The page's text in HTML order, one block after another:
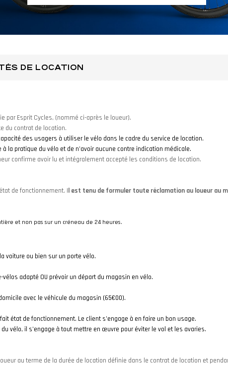
DE LOCATION
par Esprit Cycles, (nommé ci-après le loueur).
du contrat de location.
des usagers à utiliser le vélo dans le cadre du service de location.
la pratique du vélo et de n’avoir aucune contre indication médicale.
confirme avoir lu et intégralement accepté les conditions de location.
de fonctionnement. Il est tenu de formuler toute réclamation au loueur au
et non pas sur un créneau de 24 heures.
voiture ou bien sur un porte vélo.
vélos adapté OU prévoir un départ du magasin en vélo.
avec le véhicule du magasin (65€00).
état de fonctionnement. Le client s’engage à en faire un bon usage.
vélo, il s’engage à tout mettre en œuvre pour éviter le vol et les avaries.
au terme de la durée de location définie dans le contrat de location et